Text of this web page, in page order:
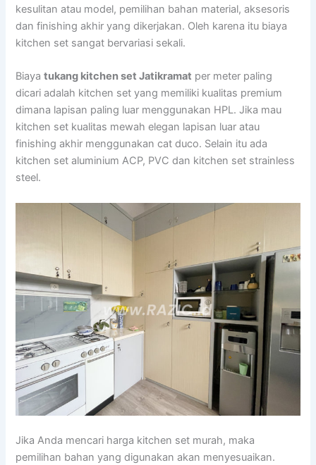
kesulitan atau model, pemilihan bahan material, aksesoris
dan finishing akhir yang dikerjakan. Oleh karena itu biaya
kitchen set sangat bervariasi sekali.
Biayatukang kitchen set Jatikramat per meter paling
dicari adalah kitchen set yang memiliki kualitas premium
dimana lapisan paling luar menggunakan HPL. Jika mau
kitchen set kualitas mewah elegan lapisan luar atau
finishing akhir menggunakan cat duco. Selain itu ada
kitchen set aluminium ACP, PVC dan kitchen set strainless
steel.
Jika Anda mencari harga kitchen set murah, maka
pemilihan bahan yang digunakan akan menyesuaikan.